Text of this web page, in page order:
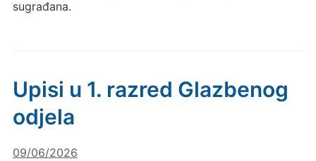
sugrađana.
Upisi u 1. razred Glazbenog
odjela
09/06/2026